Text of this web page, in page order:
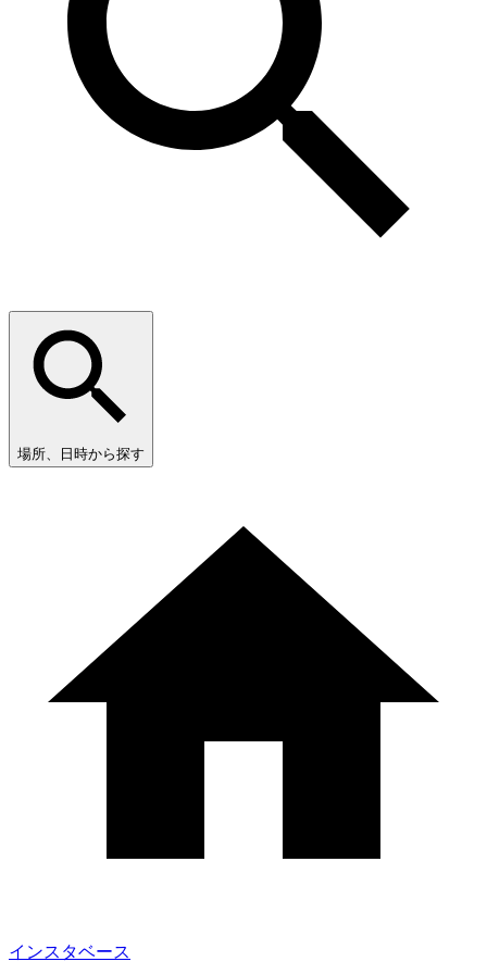
場所、日時から探す
インスタベース